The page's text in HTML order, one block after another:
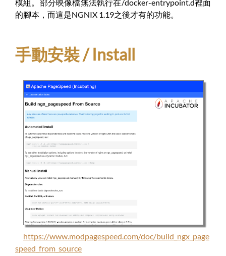
模組。部分映像檔無法執行在/docker-entrypoint.d裡面
的腳本，而這是NGNIX 1.19之後才有的功能。
手動安裝 / Install
https://www.modpagespeed.com/doc/build_ngx_page
speed_from_source